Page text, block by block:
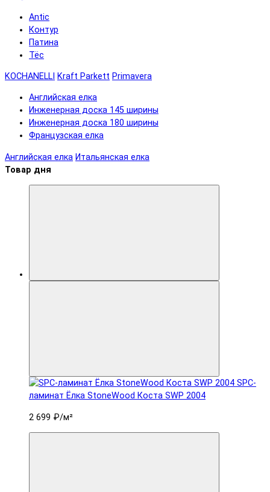
Antic
Контур
Патина
Тёс
KOCHANELLI Kraft Parkett Primavera
Английская елка
Инженерная доска 145 ширины
Инженерная доска 180 ширины
Французская елка
Английская елка Итальянская елка
Товар дня
SPC-
ламинат Ëлка StoneWood Коста SWP 2004
2 699 ₽/м²